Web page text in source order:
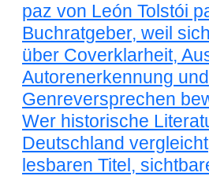
paz von León Tolstói
Buchratgeber, weil
über Coverklarheit,
Autorenerkennung und
Genreversprechen
Wer historische
Deutschland
lesbaren Titel,